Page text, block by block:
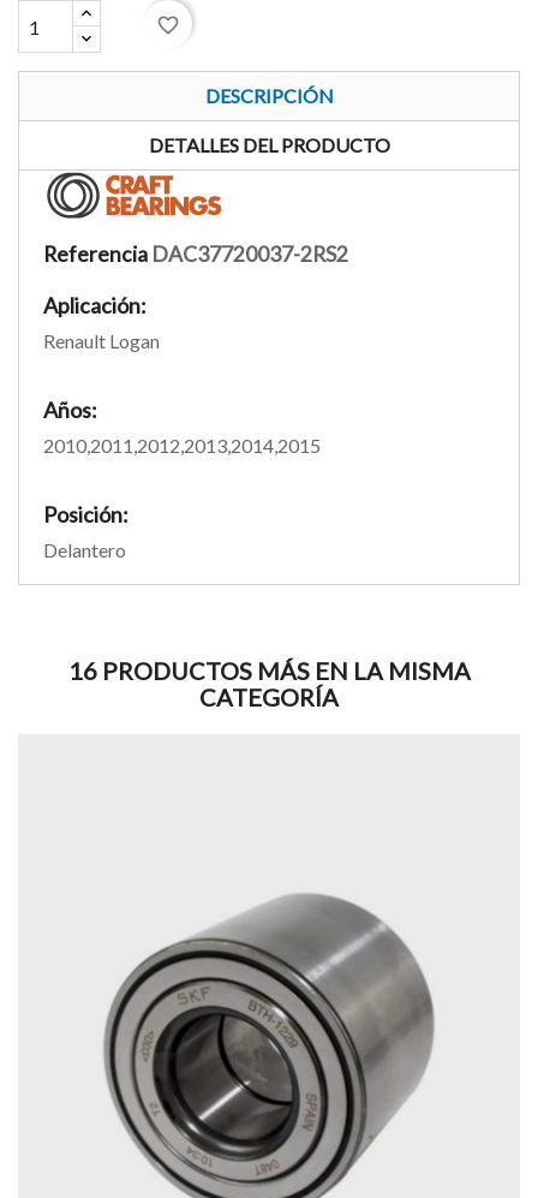
favorite_border
DESCRIPCIÓN
DETALLES DEL PRODUCTO
Referencia DAC37720037-2RS2
Aplicación:
Renault Logan
Años:
2010,2011,2012,2013,2014,2015
Posición:
Delantero
16 PRODUCTOS MÁS EN LA MISMA
CATEGORÍA